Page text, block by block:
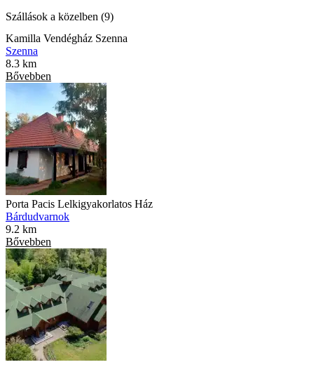
Szállások a közelben (9)
Kamilla Vendégház Szenna
Szenna
8.3 km
Bővebben
Porta Pacis Lelkigyakorlatos Ház
Bárdudvarnok
9.2 km
Bővebben